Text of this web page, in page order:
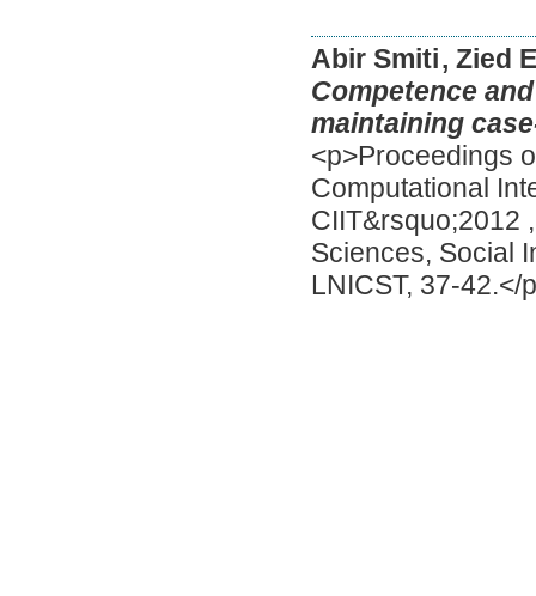
Abir Smiti, Zied
Competence
maintaining
<p>Proceedings
Computational
CIIT&rsquo;2012
Sciences, Social
LNICST, 37-42.</